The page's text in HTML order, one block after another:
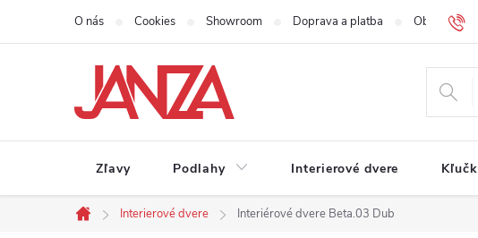
Prejsť na obsah
O nás Cookies Showroom Doprava a platba Obchodné
Zľavy Podlahy Interierové dvere
Domov
Interierové dvere Interiérové dvere Beta.03 Dub